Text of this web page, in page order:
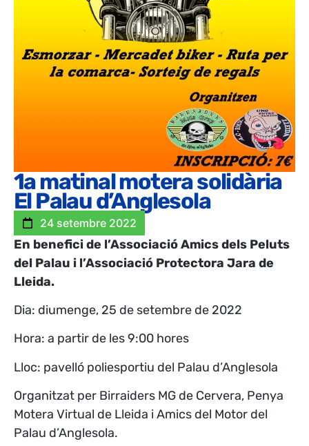
1a matinal motera solidària
El Palau d’Anglesola
24 setembre 2022
En benefici de l’Associació Amics dels Peluts
del Palau i l’Associació Protectora Jara de
Lleida.
Dia: diumenge, 25 de setembre de 2022
Hora: a partir de les 9:00 hores
Lloc: pavelló poliesportiu del Palau d’Anglesola
Organitzat per Birraiders MG de Cervera, Penya
Motera Virtual de Lleida i Amics del Motor del
Palau d’Anglesola.